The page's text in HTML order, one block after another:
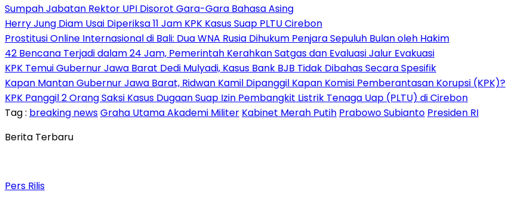
Sumpah Jabatan Rektor UPI Disorot Gara-Gara Bahasa Asing
Herry Jung Diam Usai Diperiksa 11 Jam KPK Kasus Suap PLTU Cirebon
Prostitusi Online Internasional di Bali: Dua WNA Rusia Dihukum Penjara Sepuluh Bulan oleh Hakim
42 Bencana Terjadi dalam 24 Jam, Pemerintah Kerahkan Satgas dan Evaluasi Jalur Evakuasi
KPK Temui Gubernur Jawa Barat Dedi Mulyadi, Kasus Bank BJB Tidak Dibahas Secara Spesifik
Kapan Mantan Gubernur Jawa Barat, Ridwan Kamil Dipanggil Kapan Komisi Pemberantasan Korupsi (KPK)?
KPK Panggil 2 Orang Saksi Kasus Dugaan Suap Izin Pembangkit Listrik Tenaga Uap (PLTU) di Cirebon
Tag : breaking newsGraha Utama Akademi Militer Kabinet Merah Putih Prabowo Subianto Presiden RI
Berita Terbaru
Pers Rilis